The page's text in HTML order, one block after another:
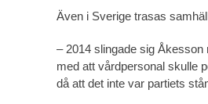
Även i Sverige trasas
– 2014 slingade sig
med att vårdpersonal skulle
då att det inte var partiets